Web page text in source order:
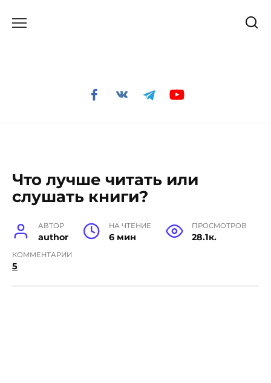
Что лучше читать или
слушать книги?
АВТОР
author
НА ЧТЕНИЕ
6 мин
ПРОСМОТРОВ
28.1к.
КОММЕНТАРИИ
5